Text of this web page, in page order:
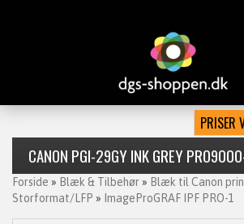
CANON PGI-29GY INK GREY
Forside » Blæk & Tilbehør » Blæk til Canon
Storformat/LFP » ImageProGRAF IPF PRO-1